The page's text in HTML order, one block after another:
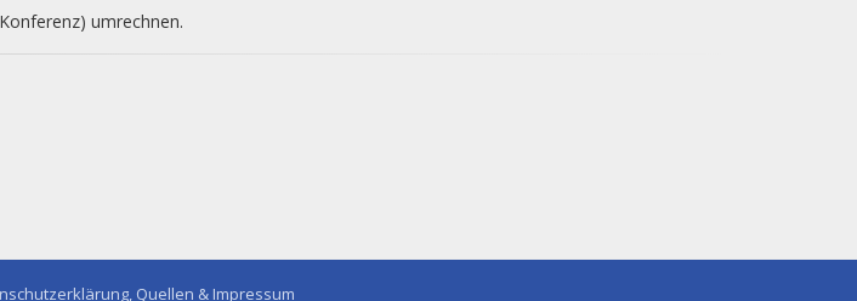
umrechnen.
Quellen & Impressum